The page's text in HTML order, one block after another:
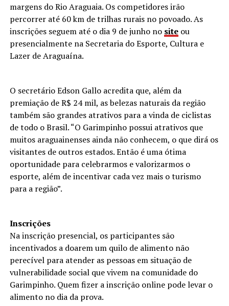
margens do Rio Araguaia. Os competidores irão
percorrer até 60 km de trilhas rurais no povoado. As
inscrições seguem até o dia 9 de junho no site ou
presencialmente na Secretaria do Esporte, Cultura e
Lazer de Araguaína.
O secretário Edson Gallo acredita que, além da
premiação de R$ 24 mil, as belezas naturais da região
também são grandes atrativos para a vinda de ciclistas
de todo o Brasil. “O Garimpinho possui atrativos que
muitos araguainenses ainda não conhecem, o que dirá os
visitantes de outros estados. Então é uma ótima
oportunidade para celebrarmos e valorizarmos o
esporte, além de incentivar cada vez mais o turismo
para a região”.
Inscrições
Na inscrição presencial, os participantes são
incentivados a doarem um quilo de alimento não
perecível para atender as pessoas em situação de
vulnerabilidade social que vivem na comunidade do
Garimpinho. Quem fizer a inscrição online pode levar o
alimento no dia da prova.